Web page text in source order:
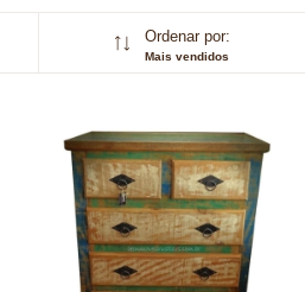
Ordenar por:
Mais vendidos